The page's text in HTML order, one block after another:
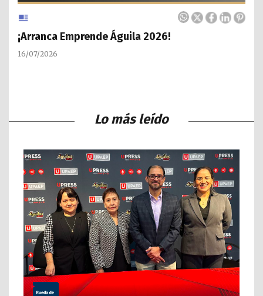
¡Arranca Emprende Águila 2026!
16/07/2026
Lo más leído